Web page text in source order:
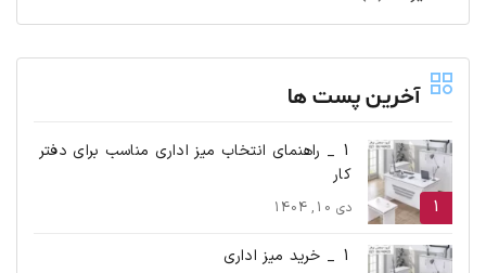
آخرین پست ها
1 _ راهنمای انتخاب میز اداری مناسب برای دفتر
کار
دی 10, 1404
1 _ خرید میز اداری